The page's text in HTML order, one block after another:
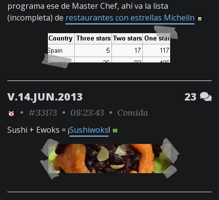
programa ese de Master Chef, ahí va la lista
(incompleta) de restaurantes con estrellas Michelín
V.14.JUN.2013 23
• #33173 • 08:23:43 • Comida
Sushi + Ewoks = ¡Sushiwoks!